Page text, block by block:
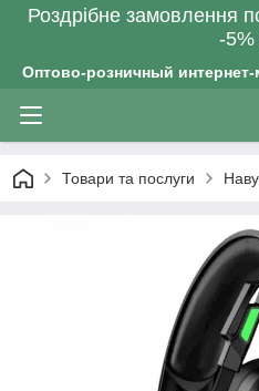
Роздрiбне замовлення
-5%
Оптово-розничный
Товари та послуги